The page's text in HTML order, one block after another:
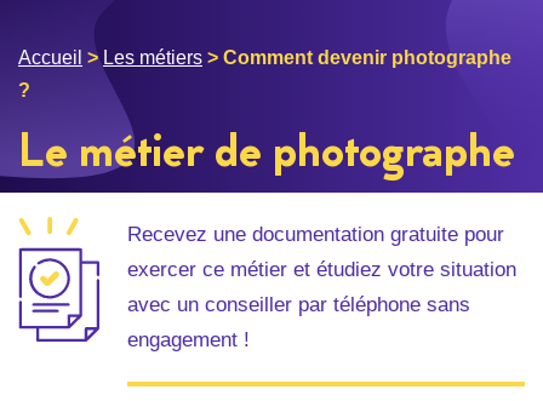
Accueil > Les métiers > Comment devenir photographe
?
Le métier de photographe
Recevez une documentation gratuite pour
exercer ce métier et étudiez votre situation
avec un conseiller par téléphone sans
engagement !